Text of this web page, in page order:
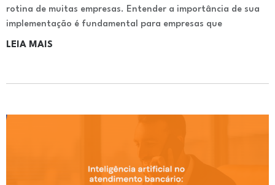
rotina de muitas empresas. Entender a importância de sua
implementação é fundamental para empresas que
LEIA MAIS